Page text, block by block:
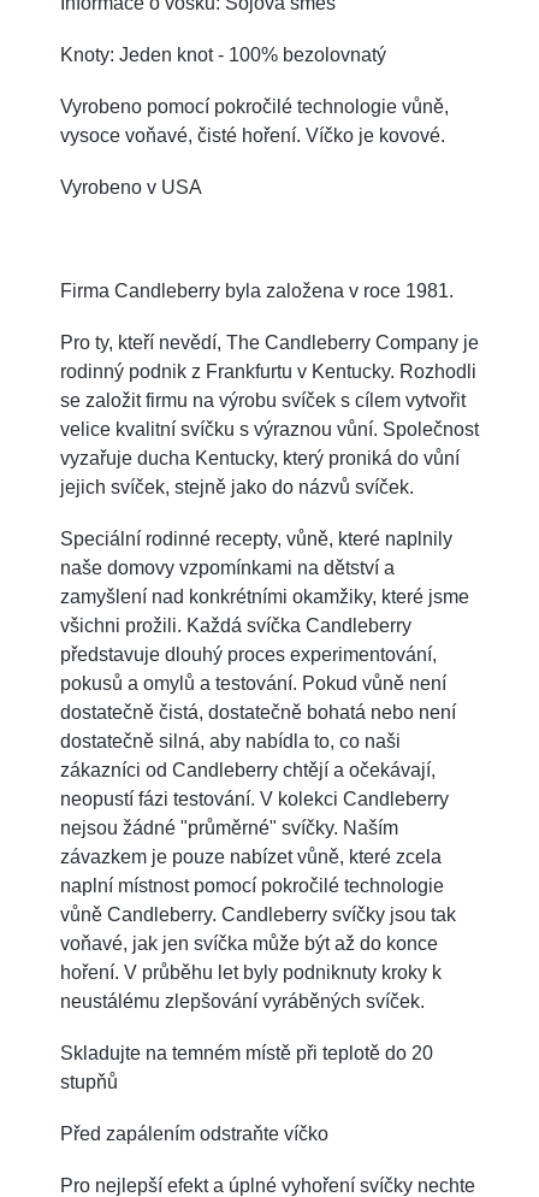
Knoty: Jeden knot - 100% bezolovnatý
Vyrobeno pomocí pokročilé technologie vůně,
vysoce voňavé, čisté hoření. Víčko je kovové.
Vyrobeno v USA
Firma Candleberry byla založena v roce 1981.
Pro ty, kteří nevědí, The Candleberry Company je
rodinný podnik z Frankfurtu v Kentucky. Rozhodli
se založit firmu na výrobu svíček s cílem vytvořit
velice kvalitní svíčku s výraznou vůní. Společnost
vyzařuje ducha Kentucky, který proniká do vůní
jejich svíček, stejně jako do názvů svíček.
Speciální rodinné recepty, vůně, které naplnily
naše domovy vzpomínkami na dětství a
zamyšlení nad konkrétními okamžiky, které jsme
všichni prožili. Každá svíčka Candleberry
představuje dlouhý proces experimentování,
pokusů a omylů a testování. Pokud vůně není
dostatečně čistá, dostatečně bohatá nebo není
dostatečně silná, aby nabídla to, co naši
zákazníci od Candleberry chtějí a očekávají,
neopustí fázi testování. V kolekci Candleberry
nejsou žádné "průměrné" svíčky. Naším
závazkem je pouze nabízet vůně, které zcela
naplní místnost pomocí pokročilé technologie
vůně Candleberry. Candleberry svíčky jsou tak
voňavé, jak jen svíčka může být až do konce
hoření. V průběhu let byly podniknuty kroky k
neustálému zlepšování vyráběných svíček.
Skladujte na temném místě při teplotě do 20
stupňů
Před zapálením odstraňte víčko
Pro nejlepší efekt a úplné vyhoření svíčky nechte